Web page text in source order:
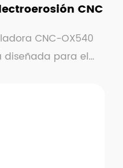
CNC
CNC-OX540
diseñada para el